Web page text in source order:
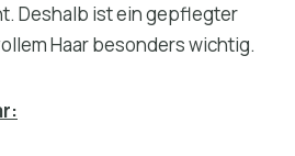
Deshalb ist ein gepflegter
Haar besonders wichtig.